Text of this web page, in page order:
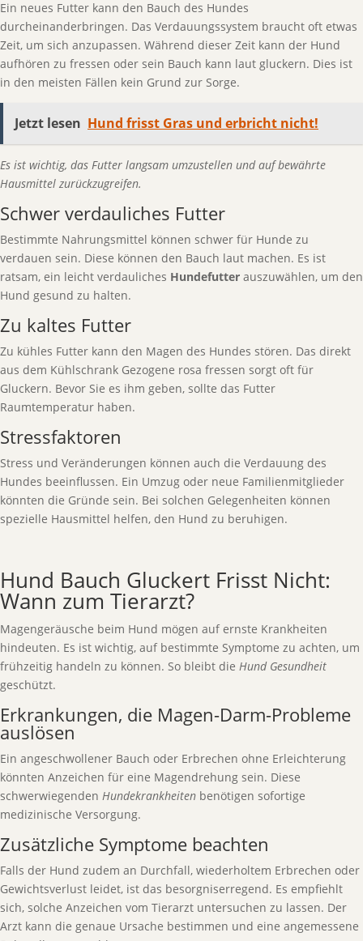
Ein neues Futter kann den Bauch des Hundes
durcheinanderbringen. Das Verdauungssystem braucht oft etwas
Zeit, um sich anzupassen. Während dieser Zeit kann der Hund
aufhören zu fressen oder sein Bauch kann laut gluckern. Dies ist
in den meisten Fällen kein Grund zur Sorge.
Jetzt lesen Hund frisst Gras und erbricht nicht!
Es ist wichtig, das Futter langsam umzustellen und auf bewährte
Hausmittel zurückzugreifen.
Schwer verdauliches Futter
Bestimmte Nahrungsmittel können schwer für Hunde zu
verdauen sein. Diese können den Bauch laut machen. Es ist
ratsam, ein leicht verdauliches Hundefutter auszuwählen, um den
Hund gesund zu halten.
Zu kaltes Futter
Zu kühles Futter kann den Magen des Hundes stören. Das direkt
aus dem Kühlschrank Gezogene rosa fressen sorgt oft für
Gluckern. Bevor Sie es ihm geben, sollte das Futter
Raumtemperatur haben.
Stressfaktoren
Stress und Veränderungen können auch die Verdauung des
Hundes beeinflussen. Ein Umzug oder neue Familienmitglieder
könnten die Gründe sein. Bei solchen Gelegenheiten können
spezielle Hausmittel helfen, den Hund zu beruhigen.
Hund Bauch Gluckert Frisst Nicht:
Wann zum Tierarzt?
Magengeräusche beim Hund mögen auf ernste Krankheiten
hindeuten. Es ist wichtig, auf bestimmte Symptome zu achten, um
frühzeitig handeln zu können. So bleibt die Hund Gesundheit
geschützt.
Erkrankungen, die Magen-Darm-Probleme
auslösen
Ein angeschwollener Bauch oder Erbrechen ohne Erleichterung
könnten Anzeichen für eine Magendrehung sein. Diese
schwerwiegenden Hundekrankheiten benötigen sofortige
medizinische Versorgung.
Zusätzliche Symptome beachten
Falls der Hund zudem an Durchfall, wiederholtem Erbrechen oder
Gewichtsverlust leidet, ist das besorgniserregend. Es empfiehlt
sich, solche Anzeichen vom Tierarzt untersuchen zu lassen. Der
Arzt kann die genaue Ursache bestimmen und eine angemessene